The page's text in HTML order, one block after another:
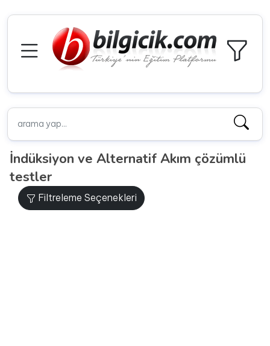
İndüksiyon ve Alternatif Akım çözümlü
testler
Filtreleme Seçenekleri